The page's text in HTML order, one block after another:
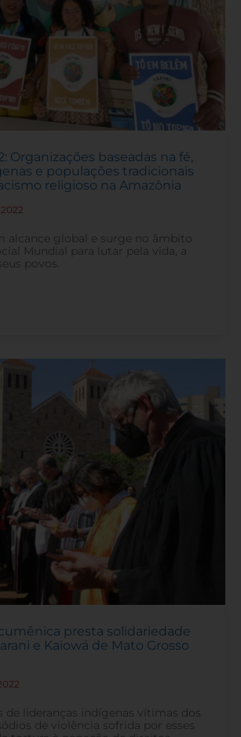
Organizações baseadas na fé,
e populações tradicionais
religioso na Amazônia
alcance global e surge no âmbito
Mundial para lutar pela vida, a
povos.
presta solidariedade
e Kaiowá de Mato Grosso
de lideranças indígenas vítimas dos
de violência sofrida por esses